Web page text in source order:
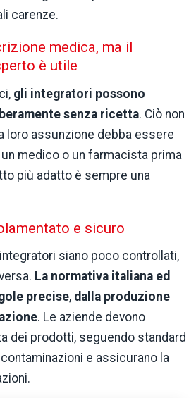
carenze.
medica, ma il
è utile
gli integratori possono
senza ricetta. Ciò non
loro assunzione debba essere
medico o un farmacista prima
più adatto è sempre una
e sicuro
siano poco controllati,
La normativa italiana ed
precise, dalla produzione
. Le aziende devono
dei prodotti, seguendo standard
e assicurano la